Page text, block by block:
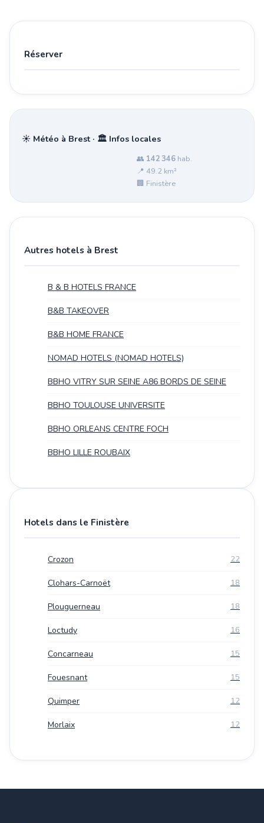
Réserver
☀️ Météo à Brest · 🏛️ Infos locales
👥 142 346 hab.
📍 49.2 km²
🏢 Finistère
Autres hotels à Brest
B & B HOTELS FRANCE
B&B TAKEOVER
B&B HOME FRANCE
NOMAD HOTELS (NOMAD HOTELS)
BBHO VITRY SUR SEINE A86 BORDS DE SEINE
BBHO TOULOUSE UNIVERSITE
BBHO ORLEANS CENTRE FOCH
BBHO LILLE ROUBAIX
Hotels dans le Finistère
Crozon 22
Clohars-Carnoët 18
Plouguerneau 18
Loctudy 16
Concarneau 15
Fouesnant 15
Quimper 12
Morlaix 12